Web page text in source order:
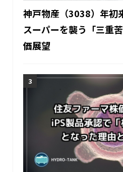
神戸物産（3038）年初
スーパーを襲う「三重
価展望